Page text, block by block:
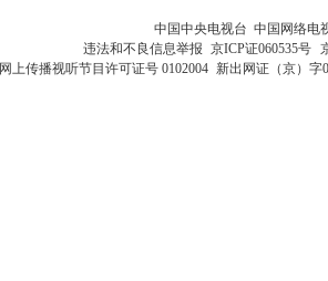
中国中央电视台 中国网络电
违法和不良信息举报 京ICP证060535号
网上传播视听节目许可证号 0102004 新出网证（京）